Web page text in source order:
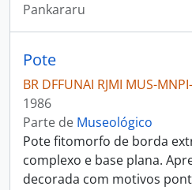
Pankararu
Pote
BR DFFUNAI RJMI MUS-
1986
Parte de Museológico
Pote fitomorfo de borda
complexo e base plana.
decorada com motivos